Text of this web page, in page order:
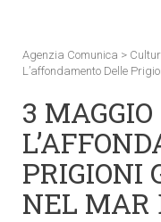
Agenzia Comunica >
L’affondamento Delle
3 MAGGIO
PRIGIONI
NEL MAR